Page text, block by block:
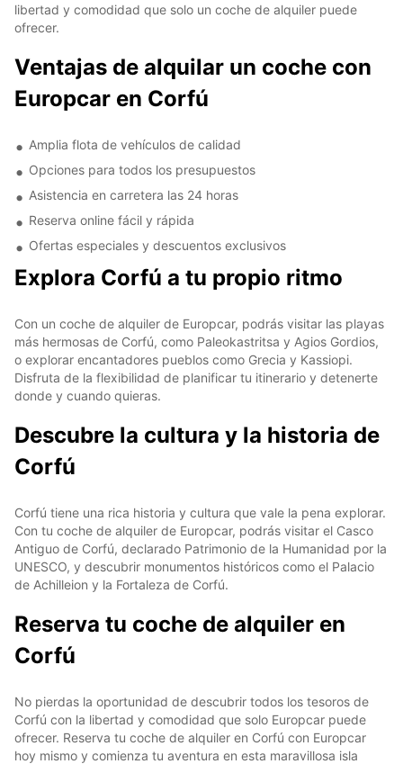
libertad y comodidad que solo un coche de alquiler puede
ofrecer.
Ventajas de alquilar un coche con
Europcar en Corfú
Amplia flota de vehículos de calidad
Opciones para todos los presupuestos
Asistencia en carretera las 24 horas
Reserva online fácil y rápida
Ofertas especiales y descuentos exclusivos
Explora Corfú a tu propio ritmo
Con un coche de alquiler de Europcar, podrás visitar las playas
más hermosas de Corfú, como Paleokastritsa y Agios Gordios,
o explorar encantadores pueblos como Grecia y Kassiopi.
Disfruta de la flexibilidad de planificar tu itinerario y detenerte
donde y cuando quieras.
Descubre la cultura y la historia de
Corfú
Corfú tiene una rica historia y cultura que vale la pena explorar.
Con tu coche de alquiler de Europcar, podrás visitar el Casco
Antiguo de Corfú, declarado Patrimonio de la Humanidad por la
UNESCO, y descubrir monumentos históricos como el Palacio
de Achilleion y la Fortaleza de Corfú.
Reserva tu coche de alquiler en
Corfú
No pierdas la oportunidad de descubrir todos los tesoros de
Corfú con la libertad y comodidad que solo Europcar puede
ofrecer. Reserva tu coche de alquiler en Corfú con Europcar
hoy mismo y comienza tu aventura en esta maravillosa isla